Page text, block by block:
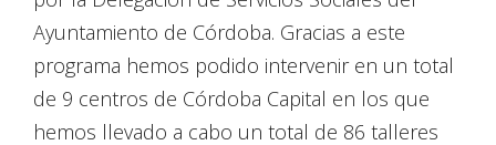
Ayuntamiento de Córdoba. Gracias a este
programa hemos podido intervenir en un total
de 9 centros de Córdoba Capital en los que
hemos llevado a cabo un total de 86 talleres